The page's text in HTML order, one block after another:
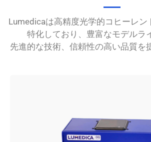
Lumedicaは高精度光学的コヒーレン
特化しており、豊富なモデルラ
先進的な技術、信頼性の高い品質を